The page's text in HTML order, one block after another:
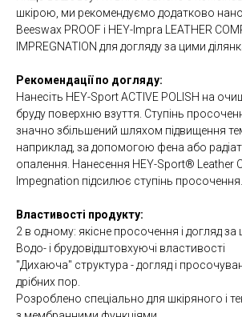
шкірою, ми рекомендуємо додатково
Beeswax PROOF і HEY-Impra LEATHER
IMPREGNATION для догляду за цими
Рекомендації по догляду:
Нанесіть HEY-Sport ACTIVE POLISH на
бруду поверхню взуття. Ступінь
значно збільшений шляхом підвищення
наприклад, за допомогою фена або
опалення. Нанесення HEY-Sport® Leather
Impegnation підсилює ступінь просочення.
Властивості продукту:
2 в одному: якісне просочення і догляд за
Водо- і брудовідштовхуючі властивості
"Дихаюча" структура - догляд і
дрібних пор.
Розроблено спеціально для шкіряного і